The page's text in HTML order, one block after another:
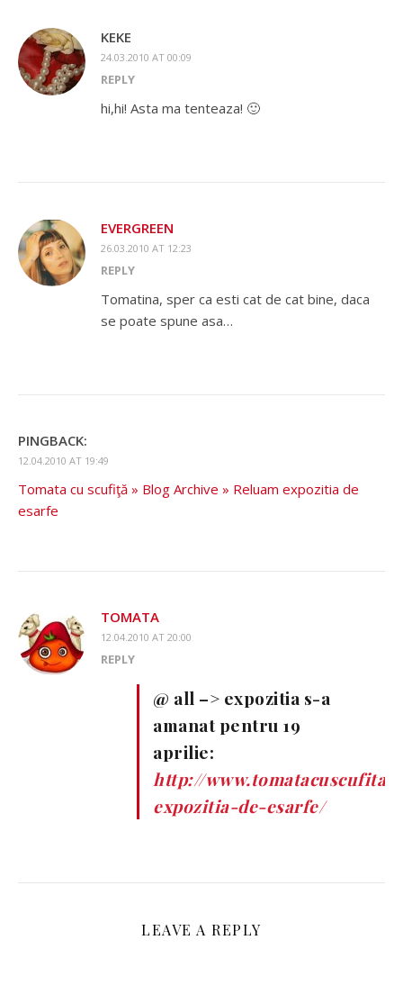
KEKE
24.03.2010 AT 00:09
REPLY
hi,hi! Asta ma tenteaza! 🙂
EVERGREEN
26.03.2010 AT 12:23
REPLY
Tomatina, sper ca esti cat de cat bine, daca
se poate spune asa…
PINGBACK:
12.04.2010 AT 19:49
Tomata cu scufiţă » Blog Archive » Reluam expozitia de
esarfe
TOMATA
12.04.2010 AT 20:00
REPLY
@ all –> expozitia s-a
amanat pentru 19
aprilie:
http://
expozitia-de-esarfe/
LEAVE A REPLY